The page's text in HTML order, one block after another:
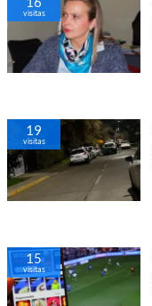
visitas
18
visitas
13
visitas